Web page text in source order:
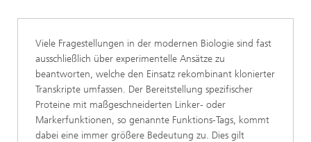
Viele Fragestellungen in der modernen Biologie sind fast
ausschließlich über experimentelle Ansätze zu
beantworten, welche den Einsatz rekombinant klonierter
Transkripte umfassen. Der Bereitstellung spezifischer
Proteine mit maßgeschneiderten Linker- oder
Markerfunktionen, so genannte Funktions-Tags, kommt
dabei eine immer größere Bedeutung zu. Dies gilt